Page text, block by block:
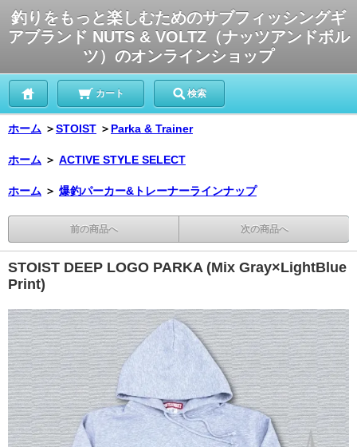
釣りをもっと楽しむためのサブフィッシングギ
アブランド NUTS & VOLTZ（ナッツアンドボル
ツ）のオンラインショップ
カート 検索
ホーム ＞STOIST ＞ Parka & Trainer
ホーム ＞ ACTIVE STYLE SELECT
ホーム ＞ 爆釣パーカー&トレーナーラインナップ
前の商品へ 次の商品へ
STOIST DEEP LOGO PARKA (Mix Gray×LightBlue
Print)